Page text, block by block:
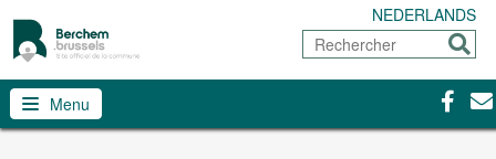
NEDERLANDS
Rechercher
Menu